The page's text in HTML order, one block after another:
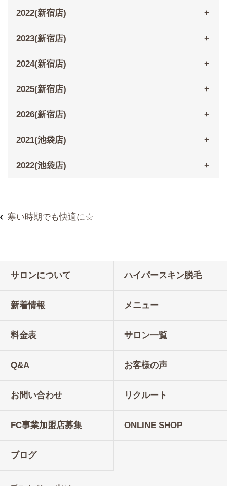
2022(新宿店)
2023(新宿店)
2024(新宿店)
2025(新宿店)
2026(新宿店)
2021(池袋店)
2022(池袋店)
寒い時期でも快適に☆
サロンについて ハイパースキン脱毛
新着情報 メニュー
料金表 サロン一覧
Q&A お客様の声
お問い合わせ リクルート
FC事業加盟店募集 ONLINE SHOP
ブログ